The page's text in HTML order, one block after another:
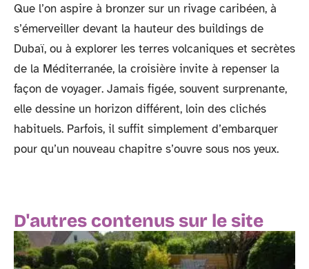
Que l’on aspire à bronzer sur un rivage caribéen, à
s’émerveiller devant la hauteur des buildings de
Dubaï, ou à explorer les terres volcaniques et secrètes
de la Méditerranée, la croisière invite à repenser la
façon de voyager. Jamais figée, souvent surprenante,
elle dessine un horizon différent, loin des clichés
habituels. Parfois, il suffit simplement d’embarquer
pour qu’un nouveau chapitre s’ouvre sous nos yeux.
D'autres contenus sur le site